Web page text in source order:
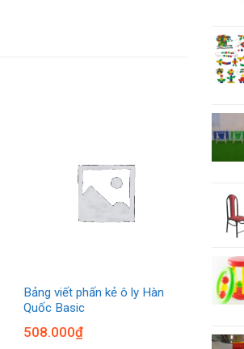
Bảng viết phấn kẻ ô ly Hàn
Quốc Basic
508.000₫